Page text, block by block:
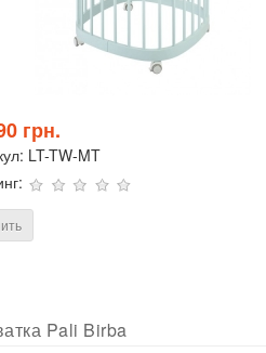
грн.
LT-TW-MT
Pali Birba